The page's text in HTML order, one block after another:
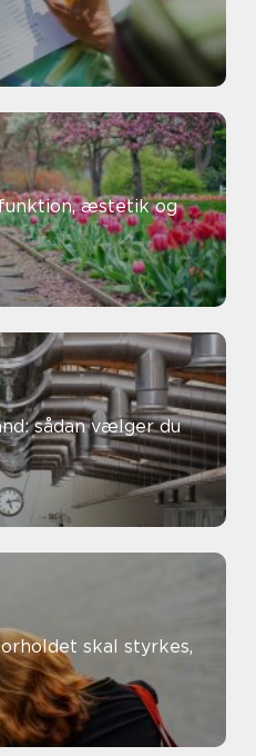
æstetik og
sådan vælger du